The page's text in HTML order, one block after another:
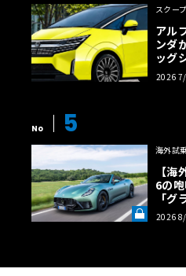
スクープ
アル
ンダ
ッグ
超の
2026
No 5
海外試
【
6の
「
ロフ
LANT
2026